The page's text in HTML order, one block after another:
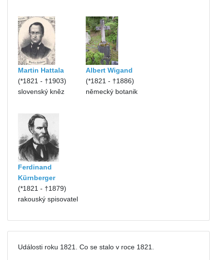
Martin Hattala
(*1821 - †1903)
slovenský kněz
Albert Wigand
(*1821 - †1886)
německý botanik
Ferdinand
Kürnberger
(*1821 - †1879)
rakouský spisovatel
Události roku 1821. Co se stalo v roce 1821.